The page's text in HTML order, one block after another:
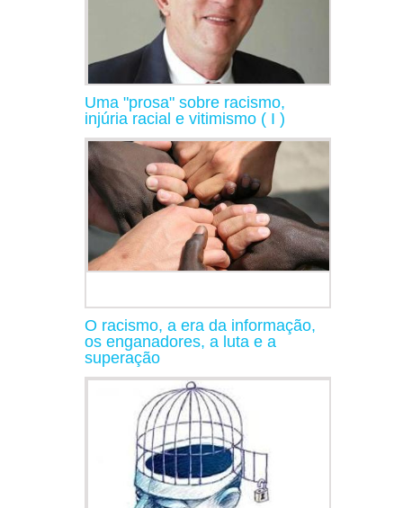
Uma "prosa" sobre racismo,
injúria racial e vitimismo ( I )
O racismo, a era da informação,
os enganadores, a luta e a
superação